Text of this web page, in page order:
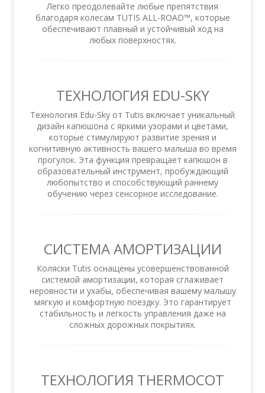
Легко преодолевайте любые препятствия
благодаря колесам TUTIS ALL-ROAD™, которые
обеспечивают плавный и устойчивый ход на
любых поверхностях.
ТЕХНОЛОГИЯ EDU-SKY
Технология Edu-Sky от Tutis включает уникальный
дизайн капюшона с яркими узорами и цветами,
которые стимулируют развитие зрения и
когнитивную активность вашего малыша во время
прогулок. Эта функция превращает капюшон в
образовательный инструмент, пробуждающий
любопытство и способствующий раннему
обучению через сенсорное исследование.
СИСТЕМА АМОРТИЗАЦИИ
Коляски Tutis оснащены усовершенствованной
системой амортизации, которая сглаживает
неровности и ухабы, обеспечивая вашему малышу
мягкую и комфортную поездку. Это гарантирует
стабильность и легкость управления даже на
сложных дорожных покрытиях.
ТЕХНОЛОГИЯ THERMOCOT